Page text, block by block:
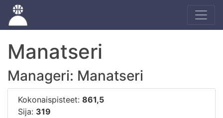
Manatseri
Manageri: Manatseri
Kokonaispisteet: 861,5
Sija: 319